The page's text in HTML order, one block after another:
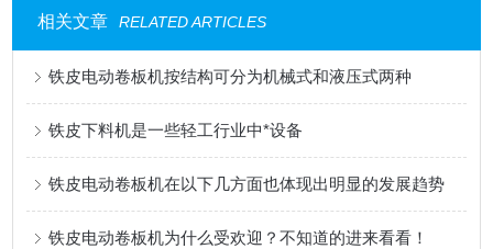
相关文章 RELATED ARTICLES
铁皮电动卷板机按结构可分为机械式和液压式两种
铁皮下料机是一些轻工行业中*设备
铁皮电动卷板机在以下几方面也体现出明显的发展趋势
铁皮电动卷板机为什么受欢迎？不知道的进来看看！